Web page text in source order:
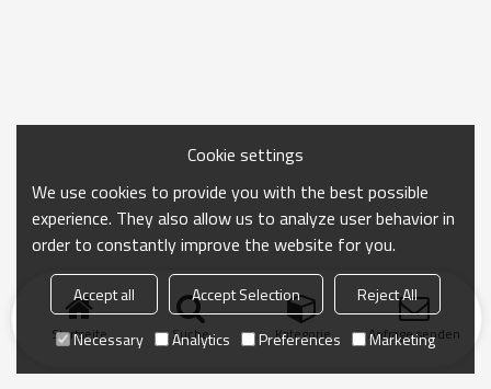
Startseite Suche Kategorie Anfrage senden
Cookie settings
We use cookies to provide you with the best possible
experience. They also allow us to analyze user behavior in
order to constantly improve the website for you.
Accept all Accept Selection
Reject All
Necessary
Analytics Preferences Marketing